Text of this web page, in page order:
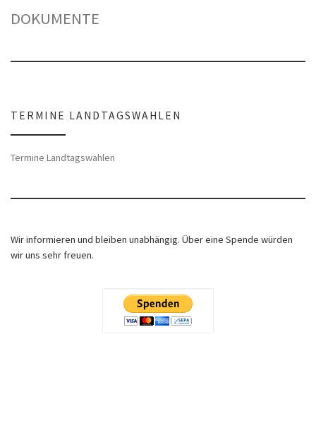
DOKUMENTE
TERMINE LANDTAGSWAHLEN
Termine Landtagswahlen
Wir informieren und bleiben unabhängig. Über eine Spende würden
wir uns sehr freuen.